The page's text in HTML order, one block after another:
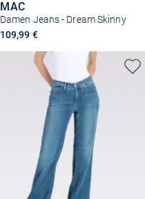
MAC
Damen Jeans - Dream Skinny
109,99 €